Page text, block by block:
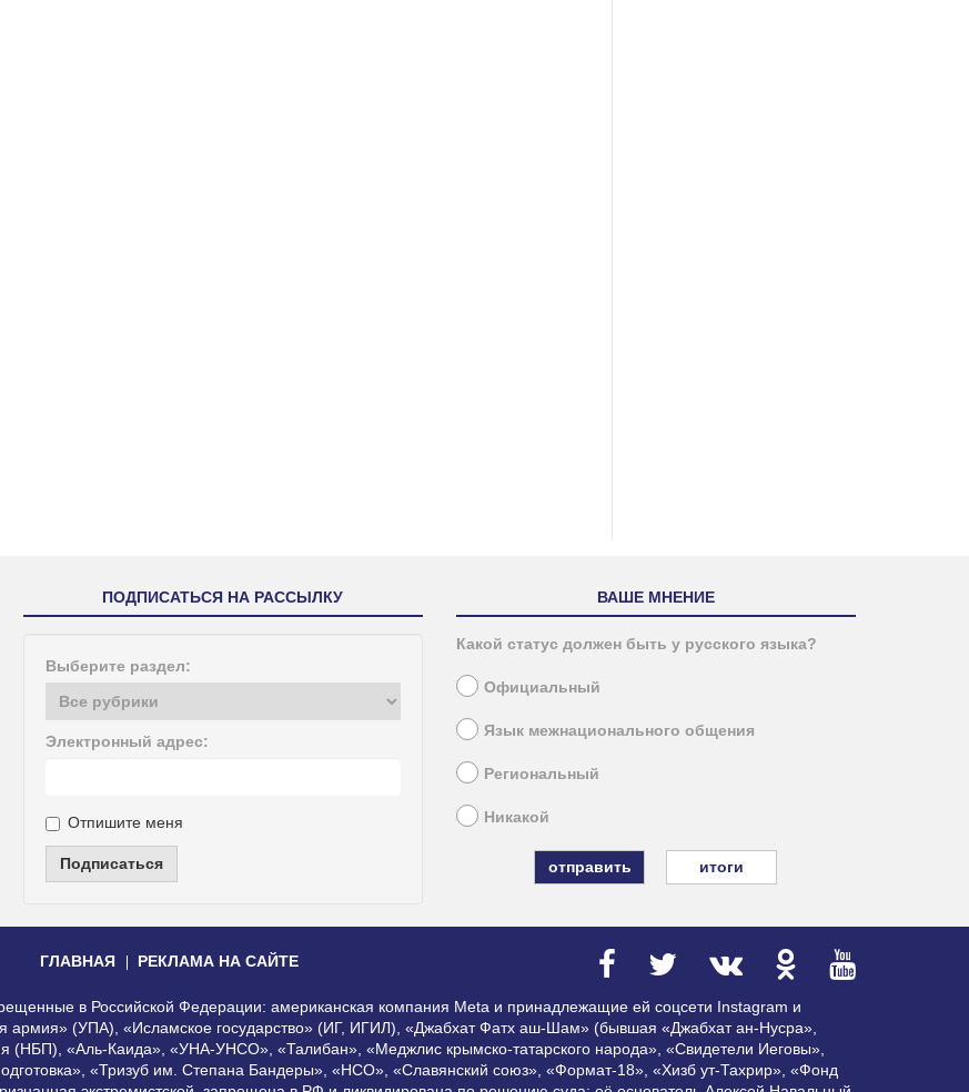
ПОДПИСАТЬСЯ НА РАССЫЛКУ
Выберите раздел:
Электронный адрес:
Отпишите меня
Подписаться
ВАШЕ МНЕНИЕ
Какой статус должен быть у русского языка?
Официальный
Язык межнационального общения
Региональный
Никакой
итоги
ГЛАВНАЯ РЕКЛАМА НА САЙТЕ
в Российской Федерации: американская компания Meta и принадлежащие ей соцсети Instagram и
армия» (УПА), «Исламское государство» (ИГ, ИГИЛ), «Джабхат Фатх аш-Шам» (бывшая «Джабхат ан-Нусра»,
(НБП), «Аль-Каида», «УНА-УНСО», «Талибан», «Меджлис крымско-татарского народа», «Свидетели Иеговы»,
«Тризуб им. Степана Бандеры», «НСО», «Славянский союз», «Формат-18», «Хизб ут-Тахрир», «Фонд